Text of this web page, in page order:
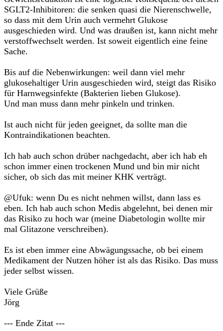
SGLT2-Inhibitoren: die senken quasi die Nierenschwelle,
so dass mit dem Urin auch vermehrt Glukose
ausgeschieden wird. Und was draußen ist, kann nicht mehr
verstoffwechselt werden. Ist soweit eigentlich eine feine
Sache.
Bis auf die Nebenwirkungen: weil dann viel mehr
glukosehaltiger Urin ausgeschieden wird, steigt das Risiko
für Harnwegsinfekte (Bakterien lieben Glukose).
Und man muss dann mehr pinkeln und trinken.
Ist auch nicht für jeden geeignet, da sollte man die
Kontraindikationen beachten.
Ich hab auch schon drüber nachgedacht, aber ich hab eh
schon immer einen trockenen Mund und bin mir nicht
sicher, ob sich das mit meiner KHK verträgt.
@Ufuk: wenn Du es nicht nehmen willst, dann lass es
eben. Ich hab auch schon Medis abgelehnt, bei denen mir
das Risiko zu hoch war (meine Diabetologin wollte mir
mal Glitazone verschreiben).
Es ist eben immer eine Abwägungssache, ob bei einem
Medikament der Nutzen höher ist als das Risiko. Das muss
jeder selbst wissen.
Viele Grüße
Jörg
--- Ende Zitat ---